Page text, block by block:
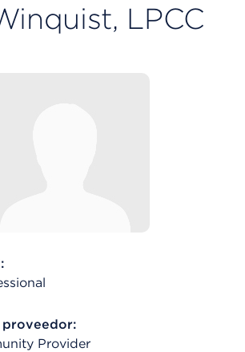
LPCC
Provider